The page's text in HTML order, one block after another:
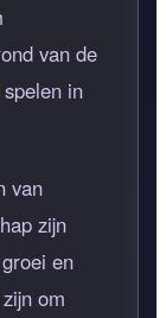
van de
in
van
zijn
en
om